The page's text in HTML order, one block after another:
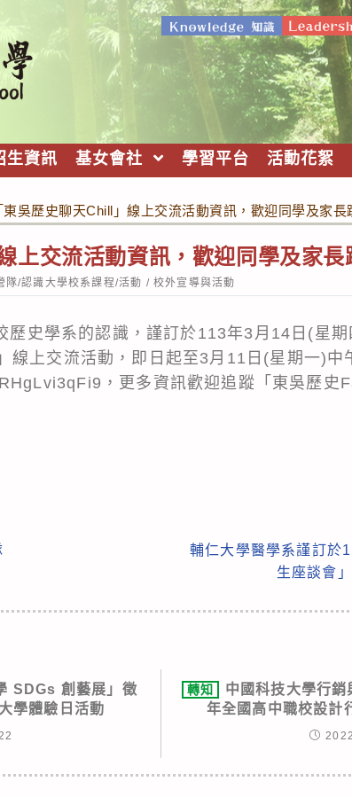
生資訊 基女會社 學習平台 活動花絮
東吳歷史聊天Chill」線上交流活動資訊，歡迎同學及家長
上交流活動資訊，歡迎同學及家長
隊/認識大學校系課程/活動 / 校外宣導與活動
歷史學系的認識，謹訂於113年3月14日(星
線上交流活動，即日起至3月11日(星期一)中
，更多資訊歡迎追蹤「東吳歷史
輔仁大學醫學系謹訂於
生座談會
SDGs 創藝展」徵
學體驗日活動
轉知
中國科技大學行
年全國高中職校設計